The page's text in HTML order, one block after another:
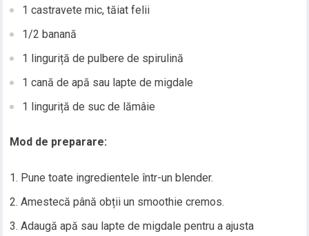
1 castravete mic, tăiat felii
1/2 banană
1 linguriță de pulbere de spirulină
1 cană de apă sau lapte de migdale
1 linguriță de suc de lămâie
Mod de preparare:
Pune toate ingredientele într-un blender.
Amestecă până obții un smoothie cremos.
Adaugă apă sau lapte de migdale pentru a ajusta